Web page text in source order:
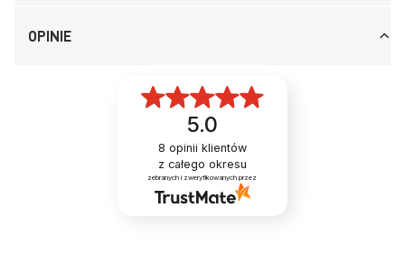
OPINIE
5.0
8 opinii klientów
z całego okresu
zebranych i zweryfikowanych przez